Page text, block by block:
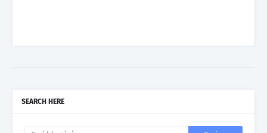
SEARCH HERE